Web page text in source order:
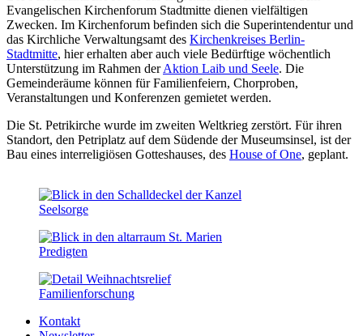
Evangelischen Kirchenforum Stadtmitte dienen vielfältigen
Zwecken. Im Kirchenforum befinden sich die Superintendentur und
das Kirchliche Verwaltungsamt des Kirchenkreises Berlin-
Stadtmitte, hier erhalten aber auch viele Bedürftige wöchentlich
Unterstützung im Rahmen derAktion Laib und Seele. Die
Gemeinderäume können für Familienfeiern, Chorproben,
Veranstaltungen und Konferenzen gemietet werden.
Die St. Petrikirche wurde im zweiten Weltkrieg zerstört. Für ihren
Standort, den Petriplatz auf dem Südende der Museumsinsel, ist der
Bau eines interreligiösen Gotteshauses, des House of One, geplant.
Seelsorge
Predigten
Familien­forschung
Kontakt